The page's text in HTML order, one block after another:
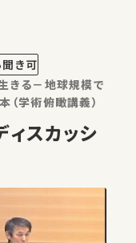
住宅・都市問
用する。具体…
き可
きる－地球規模で
学術俯瞰講義）